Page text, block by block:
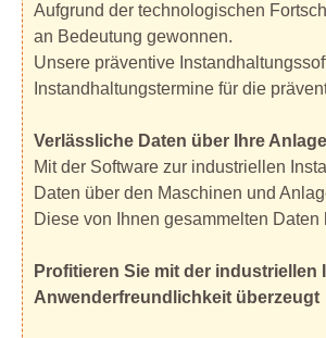
Aufgrund der technologischen
an Bedeutung gewonnen.
Unsere präventive
Instandhaltungstermine für die
Verlässliche Daten über Ihre
Mit der Software zur industriellen
Daten über den Maschinen und
Diese von Ihnen gesammelten
Profitieren Sie mit der
Anwenderfreundlichkeit überzeugt